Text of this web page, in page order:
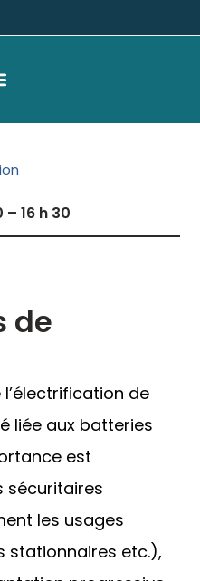
– 16 h 30
de
de
liée aux batteries
est
sécuritaires
les usages
stationnaires etc.),